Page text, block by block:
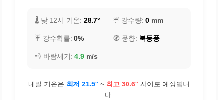
🌡️ 낮 12시 기온: 28.7° ☔ 강수량: 0 mm
☔ 강수확률: 0% 🧭 풍향: 북동풍
💨 바람세기: 4.9 m/s
내일 기온은 최저 21.5° ~ 최고 30.6° 사이로 예상됩니
다.